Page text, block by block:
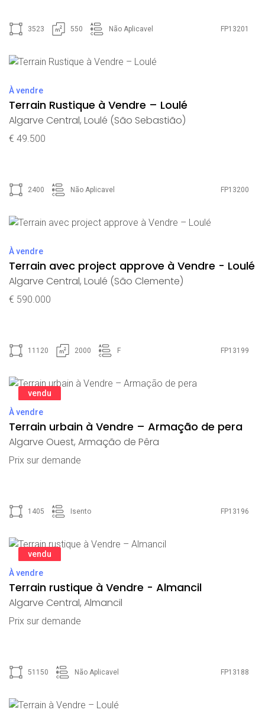
3523 550 Não Aplicavel FP13201
À vendre
Terrain Rustique à Vendre – Loulé
Algarve Central, Loulé (São Sebastião)
€ 49.500
2400 Não Aplicavel FP13200
À vendre
Terrain avec project approve à Vendre - Loulé
Algarve Central, Loulé (São Clemente)
€ 590.000
11120 2000 F FP13199
vendu
À vendre
Terrain urbain à Vendre – Armação de pera
Algarve Ouest, Armação de Pêra
Prix ​​sur demande
1405 Isento FP13196
vendu
À vendre
Terrain rustique à Vendre - Almancil
Algarve Central, Almancil
Prix ​​sur demande
51150 Não Aplicavel FP13188